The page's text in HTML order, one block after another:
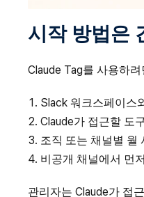
시작 방법은
Claude Tag를 사용하
Slack 워크스페이스
Claude가 접근할 도
조직 또는 채널별 월
비공개 채널에서 먼
관리자는 Claude가 접